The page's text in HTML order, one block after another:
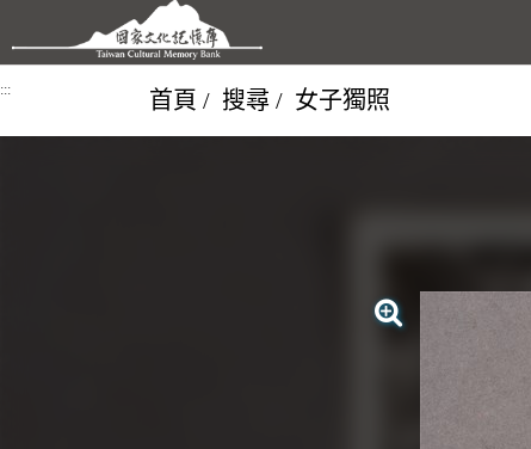
跳到主要內容區塊
::: 首頁 搜尋 女子獨照